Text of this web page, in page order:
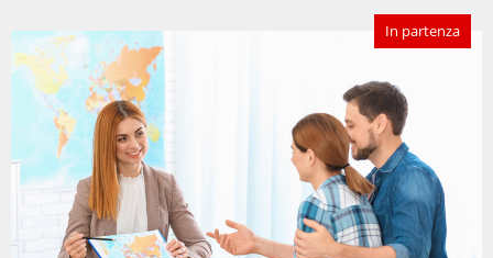
In partenza